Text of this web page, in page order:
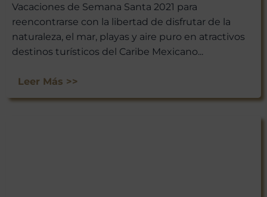
Vacaciones de Semana Santa 2021 para
reencontrarse con la libertad de disfrutar de la
naturaleza, el mar, playas y aire puro en atractivos
destinos turísticos del Caribe Mexicano...
Leer Más >>No te preocupes, respetamos tu
privacidad. Puedes darte de baja